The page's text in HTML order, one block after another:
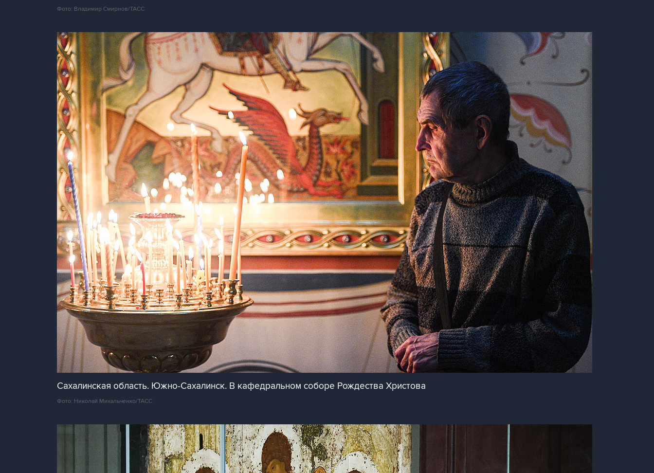
Фото: Владимир Смирнов/ТАСС
Сахалинская область. Южно-Сахалинск. В кафедральном соборе Рождества Христова
Фото: Николай Михальченко/ТАСС